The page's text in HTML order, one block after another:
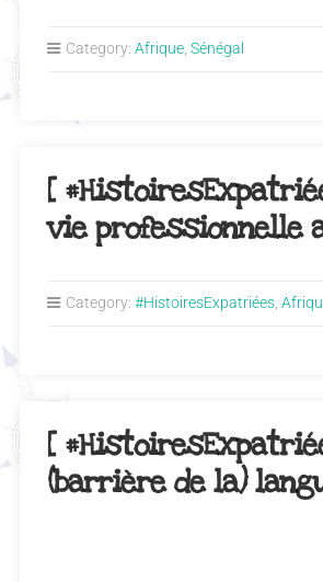
Category: Afrique, Sénégal
[
vie professionnelle
Category: #HistoiresExpatriées,
[
(barrière de la)